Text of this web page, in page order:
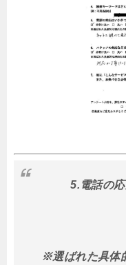
5.電話の
※選ばれた具体